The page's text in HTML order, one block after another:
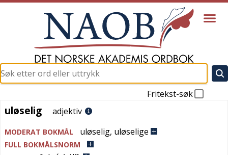
Fritekst-søk
uløselig
uløselig adjektiv
MODERAT BOKMÅL uløselig, uløselige
FULL BOKMÅLSNORM